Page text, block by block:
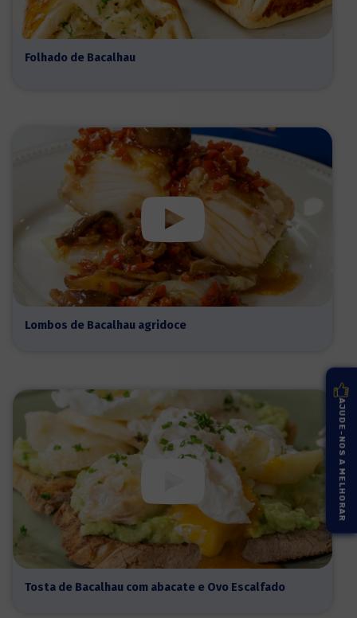
Folhado de Bacalhau
Lombos de Bacalhau agridoce
Tosta de Bacalhau com abacate e Ovo Escalfado
AJUDE-NOS A MELHORAR